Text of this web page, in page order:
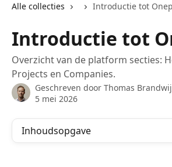
Alle collecties Introductie tot
Introductie tot
Overzicht van de platform secties:
Projects en Companies.
Geschreven door Thomas
5 mei 2026
Inhoudsopgave